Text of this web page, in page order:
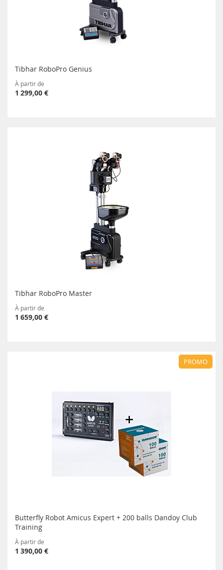
Tibhar RoboPro Genius
À partir de
1 299,00 €
Tibhar RoboPro Master
À partir de
1 659,00 €
PROMO
Butterfly Robot Amicus Expert + 200 balls Dandoy Club
Training
À partir de
1 390,00 €